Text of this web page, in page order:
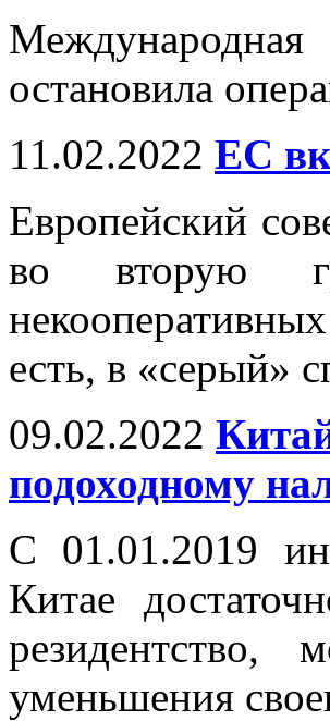
остановила
11.02.2022 ЕС
Европейский
во вторую
есть, в «серый»
09.02.2022
подоходному
С 01.01.2019
Китае
резидентство,
уменьшения